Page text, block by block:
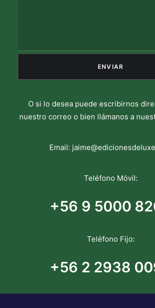
O si lo desea puede escribirnos
nuestro correo o bien llámanos a
Email:
Teléfono Móvil:
+56 9 5000
Teléfono Fijo:
+56 2 2938